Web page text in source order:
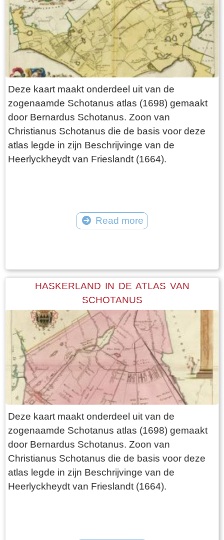
Deze kaart maakt onderdeel uit van de
zogenaamde Schotanus atlas (1698) gemaakt
door Bernardus Schotanus. Zoon van
Christianus Schotanus die de basis voor deze
atlas legde in zijn Beschrijvinge van de
Heerlyckheydt van Frieslandt (1664).
Read more
HASKERLAND IN DE ATLAS VAN
SCHOTANUS
Deze kaart maakt onderdeel uit van de
zogenaamde Schotanus atlas (1698) gemaakt
door Bernardus Schotanus. Zoon van
Christianus Schotanus die de basis voor deze
atlas legde in zijn Beschrijvinge van de
Heerlyckheydt van Frieslandt (1664).